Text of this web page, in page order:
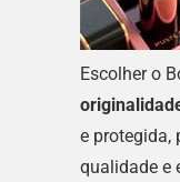
Escolher o
e protegida,
qualidade e